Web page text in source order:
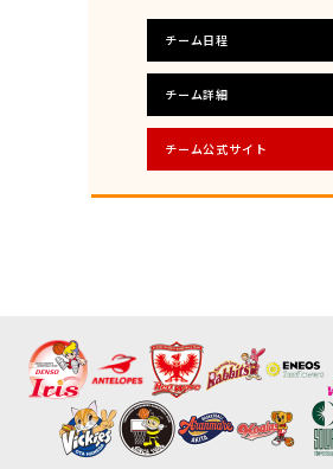
チーム日程
チーム詳細
チーム公式サイト